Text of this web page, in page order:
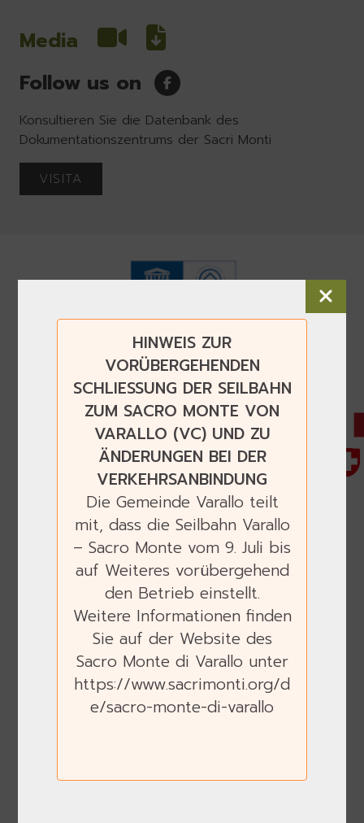
Media
Follow us on
Konsultieren Sie die Datenbank des
Dokumentationszentrums der Sacri Monti
VISITA
HINWEIS ZUR
VORÜBERGEHENDEN
SCHLIESSUNG DER SEILBAHN
ZUM SACRO MONTE VON
VARALLO (VC) UND ZU
ÄNDERUNGEN BEI DER
VERKEHRSANBINDUNG
Die Gemeinde Varallo teilt
mit, dass die Seilbahn Varallo
– Sacro Monte vom 9. Juli bis
auf Weiteres vorübergehend
den Betrieb einstellt.
Weitere Informationen finden
Sie auf der Website des
Sacro Monte di Varallo unter
https://www.sacrimonti.org/d
e/sacro-monte-di-varallo